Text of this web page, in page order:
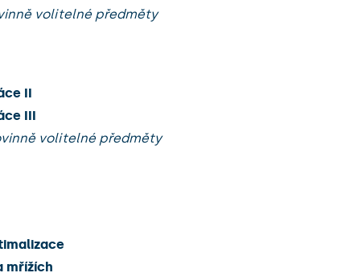
volitelné předměty
II
III
volitelné předměty
mřížích